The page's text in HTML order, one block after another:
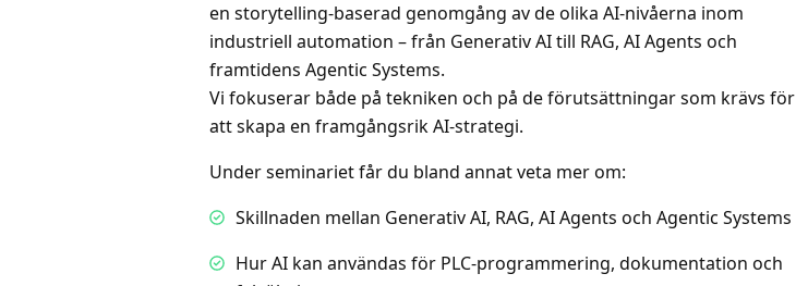
en storytelling-baserad genomgång av de olika AI-nivåerna inom
industriell automation – från Generativ AI till RAG, AI Agents och
framtidens Agentic Systems.
Vi fokuserar både på tekniken och på de förutsättningar som krävs för
att skapa en framgångsrik AI-strategi.
Under seminariet får du bland annat veta mer om:
Skillnaden mellan Generativ AI, RAG, AI Agents och Agentic Systems
Hur AI kan användas för PLC-programmering, dokumentation och